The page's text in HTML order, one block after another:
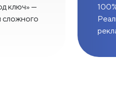
ключ» —
сложного